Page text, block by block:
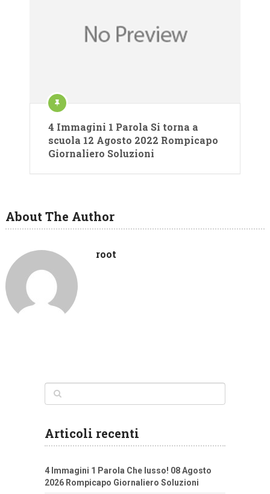
4 Immagini 1 Parola Si torna a
scuola 12 Agosto 2022 Rompicapo
Giornaliero Soluzioni
About The Author
root
Articoli recenti
4 Immagini 1 Parola Che lusso! 08 Agosto
2026 Rompicapo Giornaliero Soluzioni